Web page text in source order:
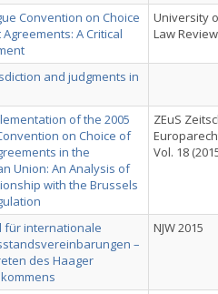
Convention on Choice
A Critical
University
Law
and judgments in
of the 2005
on Choice of
in the
Union: An Analysis of
with the Brussels
ZEuS
Vol. 18
für internationale
–
des Haager
NJW 2015